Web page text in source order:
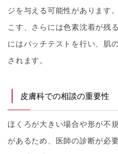
ジを与える可能性があります
こす、さらには色素沈着が残
にはパッチテストを行い、肌
されます。
皮膚科での相談の重要性
ほくろが大きい場合や形が不
があるため、医師の診断が必